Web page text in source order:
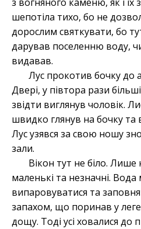
з вогняного каменю, як і
шепотіла тихо, бо не
дорослим святкувати, бо
дарував поселенню воду,
видавав.
Лус прокотив бочку до
Двері, у півтора рази
звідти виглянув чоловік.
швидко глянув на бочку та
Лус узявся за свою ношу
зали.
Вікон тут не біло. Лише
маленькі та незначні. Вода
випаровуватися та
запахом, що поринав у
дощу. Тоді усі ховалися до